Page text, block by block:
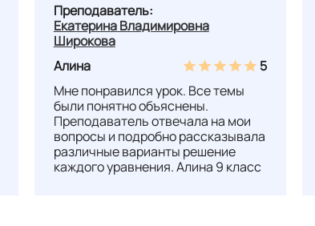
Преподаватель:
Екатерина Владимировна
Широкова
Алина
5
Мне понравился урок. Все темы
были понятно объяснены.
Преподаватель отвечала на мои
вопросы и подробно рассказывала
различные варианты решение
каждого уравнения. Алина 9 класс